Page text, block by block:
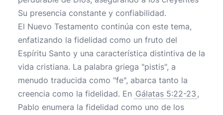
Su presencia constante y confiabilidad.
El Nuevo Testamento continúa con este tema,
enfatizando la fidelidad como un fruto del
Espíritu Santo y una característica distintiva de la
vida cristiana. La palabra griega "pistis", a
menudo traducida como "fe", abarca tanto la
creencia como la fidelidad. En Gálatas 5:22-23 ,
Pablo enumera la fidelidad como uno de los